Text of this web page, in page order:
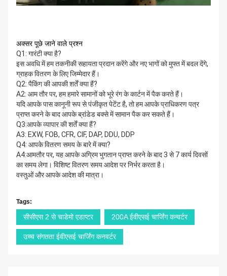
अक्सर पूछे जाने वाले प्रश्न
Q1: गारंटी क्या है?
इस अवधि में हम तकनीकी सहायता प्रदान करेंगे और नए भागों को मुफ्त में बदल देंगे,
ग्राहक वितरण के लिए जिम्मेदार हैं।
Q2: पैकिंग की आपकी शर्तें क्या हैं?
A2: आम तौर पर, हम हमारे सामानों को भूरे रंग के कार्टन में पैक करते हैं।
यदि आपके पास कानूनी रूप से पंजीकृत पेटेंट है, तो हम आपके प्राधिकरण पत्र
प्राप्त करने के बाद आपके ब्रांडेड बक्से में सामान पैक कर सकते हैं।
Q3:आपके व्यापार की शर्तें क्या हैं?
A3: EXW, FOB, CFR, CIF, DAP, DDU, DDP
Q4: आपके वितरण समय के बारे में क्या?
A4:आमतौर पर, यह आपके अग्रिम भुगतान प्राप्त करने के बाद 3 से 7 कार्य दिवसों
का समय लेगा। विशिष्ट वितरण समय आदेश पर निर्भर करता है।
वस्तुओं और आपके आदेश की मात्रा।
Tags:
सीसीएस 2 से चाडेमो एडाप्टर 200A ईवीएसई चार्जिंग कन्वर्टर
उच्च संगतता ईवीएसई चार्जिंग कनवर्टर